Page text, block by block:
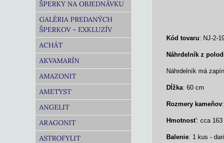
Kód tovaru: NJ-2-
Náhrdelník z
Náhrdelník má
Dĺžka: 60 cm
Rozmery kameňov
Hmotnosť: cca 163
Balenie: 1 kus -
ŠPERKY NA OBJEDNÁVKU
GALÉRIA PREDANÝCH
ŠPERKOV - EXKLUZÍV
ACHÁT
AKVAMARÍN
AMAZONIT
AMETYST
ANGELIT
ARAGONIT
ASTROFYLIT